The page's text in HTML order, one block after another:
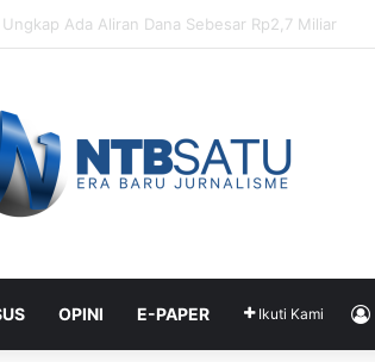
Malaungi, Kejari Bima: Alasan Keamanan
OPINI E-PAPER Ikuti Kami